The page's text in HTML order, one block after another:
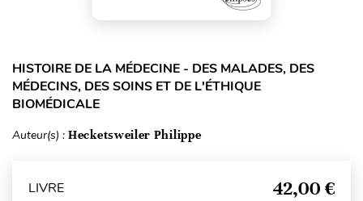
HISTOIRE DE LA MÉDECINE - DES MALADES, DES
MÉDECINS, DES SOINS ET DE L'ÉTHIQUE
BIOMÉDICALE
Auteur(s) : Hecketsweiler Philippe
LIVRE 42,00 €